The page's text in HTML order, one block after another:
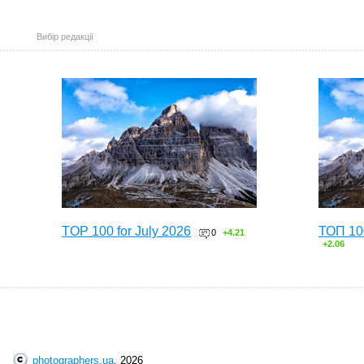
Вибір редакції
TOP 100 for July 2026 0 +4.21 ТОП
+2.06
photographers.ua, 2026